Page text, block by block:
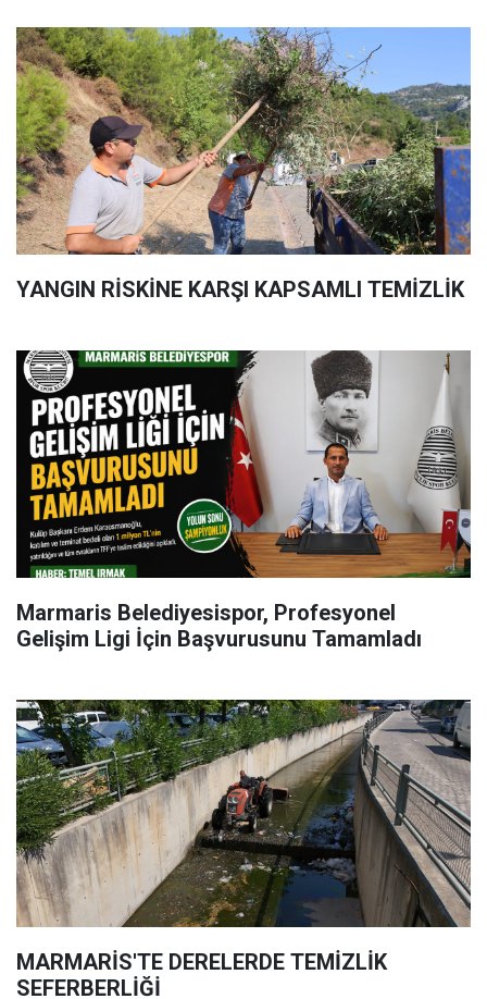
YANGIN RİSKİNE KARŞI KAPSAMLI TEMİZLİK
Marmaris Belediyesispor, Profesyonel
Gelişim Ligi İçin Başvurusunu Tamamladı
MARMARİS'TE DERELERDE TEMİZLİK
SEFERBERLİĞİ